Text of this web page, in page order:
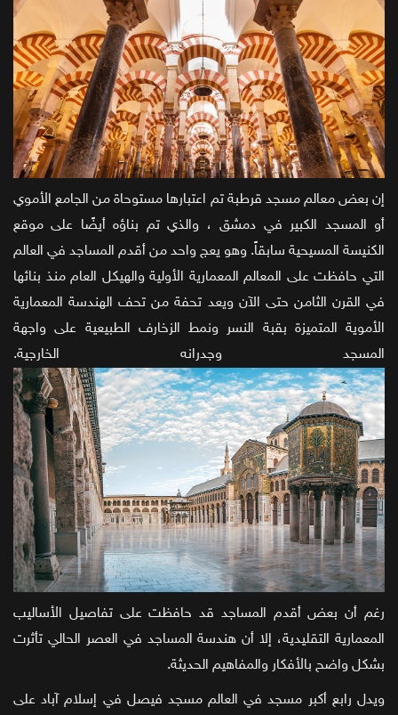
إن بعض معالم مسجد قرطبة تم اعتبارها مستوحاة من الجامع الأموي
أو المسجد الكبير في دمشق ، والذي تم بناؤه أيضًا على موقع
الكنيسة المسيحية سابقاً. وهو يعج واحد من أقدم المساجد في العالم
التي حافظت على المعالم المعمارية الأولية والهيكل العام منذ بنائها
في القرن الثامن حتى الآن ويعد تحفة من تحف الهندسة المعمارية
الأموية المتميزة بقبة النسر ونمط الزخارف الطبيعية على واجهة
المسجد وجدرانه الخارجية.
رغم أن بعض أقدم المساجد قد حافظت على تفاصيل الأساليب
المعمارية التقليدية، إلا أن هندسة المساجد في العصر الحالي تأثرت
بشكل واضح بالأفكار والمفاهيم الحديثة.
ويدل رابع أكبر مسجد في العالم مسجد فيصل في إسلام آباد على